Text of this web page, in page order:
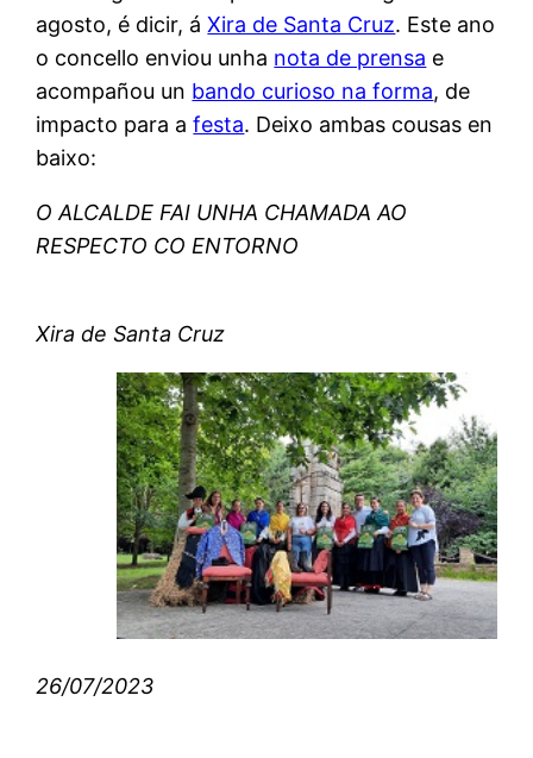
agosto, é dicir, áXira de Santa Cruz. Este ano
o concello enviou unha nota de prensa e
acompañou un bando curioso na forma, de
impacto para afesta. Deixo ambas cousas en
baixo:
O ALCALDE FAI UNHA CHAMADA AO
RESPECTO CO ENTORNO
Xira de Santa Cruz
26/07/2023